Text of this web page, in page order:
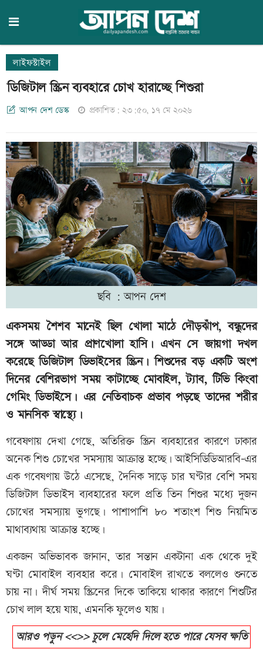
লাইফস্টাইল
ডিজিটাল স্ক্রিন ব্যবহারে চোখ হারাচ্ছে শিশুরা
আপন দেশ ডেস্ক প্রকাশিত: ২৩:৫০, ১৭ মে ২০২৬
ছবি : আপন দেশ
একসময় শৈশব মানেই ছিল খোলা মাঠে দৌড়ঝাঁপ, বন্ধুদের
সঙ্গে আড্ডা আর প্রাণখোলা হাসি। এখন সে জায়গা দখল
করেছে ডিজিটাল ডিভাইসের স্ক্রিন। শিশুদের বড় একটি অংশ
দিনের বেশিরভাগ সময় কাটাচ্ছে মোবাইল, ট্যাব, টিভি কিংবা
গেমিং ডিভাইসে। এর নেতিবাচক প্রভাব পড়ছে তাদের শরীর
ও মানসিক স্বাস্থ্যে।
গবেষণায় দেখা গেছে, অতিরিক্ত স্ক্রিন ব্যবহারের কারণে ঢাকার
অনেক শিশু চোখের সমস্যায় আক্রান্ত হচ্ছে। আইসিডিডিআরবি–এর
এক গবেষণায় উঠে এসেছে, দৈনিক সাড়ে চার ঘণ্টার বেশি সময়
ডিজিটাল ডিভাইস ব্যবহারের ফলে প্রতি তিন শিশুর মধ্যে দুজন
চোখের সমস্যায় ভুগছে। পাশাপাশি ৮০ শতাংশ শিশু নিয়মিত
মাথাব্যথায় আক্রান্ত হচ্ছে।
একজন অভিভাবক জানান, তার সন্তান একটানা এক থেকে দুই
ঘণ্টা মোবাইল ব্যবহার করে। মোবাইল রাখতে বললেও শুনতে
চায় না। দীর্ঘ সময় স্ক্রিনের দিকে তাকিয়ে থাকার কারণে শিশুটির
চোখ লাল হয়ে যায়, এমনকি ফুলেও যায়।
আরও পড়ুন <<>> চুলে মেহেদি দিলে হতে পারে যেসব ক্ষতি